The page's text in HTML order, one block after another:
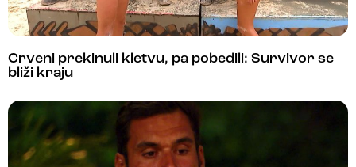
Crveni prekinuli kletvu, pa pobedili: Survivor se
bliži kraju